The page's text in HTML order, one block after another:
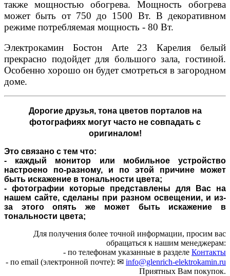
также мощностью обогрева. Мощность обогрева
может быть от 750 до 1500 Вт. В декоративном
режиме потребляемая мощность - 80 Вт.
Электрокамин Бостон Arte 23 Карелия белый
прекрасно подойдет для большого зала, гостиной.
Особенно хорошо он будет смотреться в загородном
доме.
Дорогие друзья,тона цветов порталов на
фотографиях могут часто не совпадать с
оригиналом!
Это связано с тем что:
- каждый монитор или мобильное устройство
настроено по-разному, и по этой причине может
быть искажение в тональности цвета;
- фотографии которые представлены для Вас на
нашем сайте, сделаны при разном освещении, и из-
за этого опять же может быть искажение в
тональности цвета;
Для получения более точной информации, просим вас
обращаться к нашим менеджерам:
- по телефонам указанные в разделе Контакты
- по email (электронной почте): ✉ info@glenrich-elektrokamin.ru
Приятных Вам покупок.